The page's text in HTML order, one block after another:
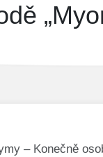
– Konečně